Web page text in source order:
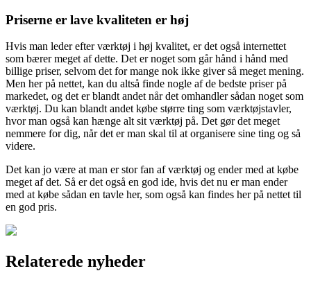
Priserne er lave kvaliteten er høj
Hvis man leder efter værktøj i høj kvalitet, er det også internettet
som bærer meget af dette. Det er noget som går hånd i hånd med
billige priser, selvom det for mange nok ikke giver så meget mening.
Men her på nettet, kan du altså finde nogle af de bedste priser på
markedet, og det er blandt andet når det omhandler sådan noget som
værktøj. Du kan blandt andet købe større ting som værktøjstavler,
hvor man også kan hænge alt sit værktøj på. Det gør det meget
nemmere for dig, når det er man skal til at organisere sine ting og så
videre.
Det kan jo være at man er stor fan af værktøj og ender med at købe
meget af det. Så er det også en god ide, hvis det nu er man ender
med at købe sådan en tavle her, som også kan findes her på nettet til
en god pris.
Relaterede nyheder